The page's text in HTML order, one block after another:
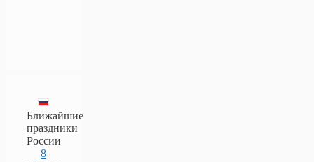
Ближайшие
праздники
России
8